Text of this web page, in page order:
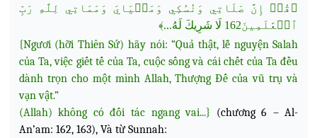
﴿قُلۡ إِنَّ صَلَاتِي وَنُسُكِي وَمَحۡيَايَ وَمَمَاتِي لِلَّهِ رَبِّ
ٱلۡعَٰلَمِينَ162 لَا شَرِيكَ لَهُ...﴾
{Ngươi (hỡi Thiên Sứ) hãy nói: “Quả thật, lễ nguyện Salah
của Ta, việc giết tế của Ta, cuộc sống và cái chết của Ta đều
dành trọn cho một mình Allah, Thượng Đế của vũ trụ và
vạn vật.”
(Allah) không có đối tác ngang vai...} (chương 6 – Al-
An’am: 162, 163), Và từ Sunnah: